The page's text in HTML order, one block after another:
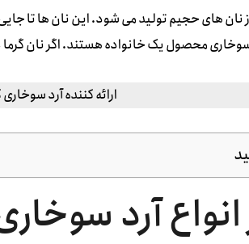
نان های حجیم تولید می شود. این نان ها تا
محصول یک خانواده هستند. اگر نان گرما
انواع آرد